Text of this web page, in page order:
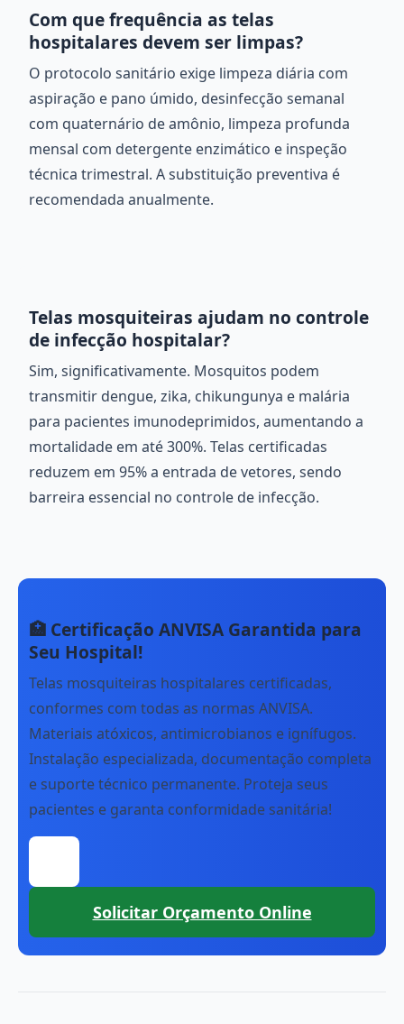
Com que frequência as telas
hospitalares devem ser limpas?
O protocolo sanitário exige limpeza diária com
aspiração e pano úmido, desinfecção semanal
com quaternário de amônio, limpeza profunda
mensal com detergente enzimático e inspeção
técnica trimestral. A substituição preventiva é
recomendada anualmente.
Telas mosquiteiras ajudam no controle
de infecção hospitalar?
Sim, significativamente. Mosquitos podem
transmitir dengue, zika, chikungunya e malária
para pacientes imunodeprimidos, aumentando a
mortalidade em até 300%. Telas certificadas
reduzem em 95% a entrada de vetores, sendo
barreira essencial no controle de infecção.
🏥 Certificação ANVISA Garantida para
Seu Hospital!
Telas mosquiteiras hospitalares certificadas,
conformes com todas as normas ANVISA.
Materiais atóxicos, antimicrobianos e ignífugos.
Instalação especializada, documentação completa
e suporte técnico permanente. Proteja seus
pacientes e garanta conformidade sanitária!
Solicitar Orçamento Online